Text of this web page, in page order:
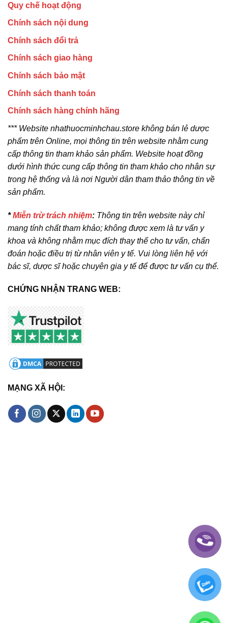
Quy chế hoạt động
Chính sách nội dung
Chính sách đổi trả
Chính sách giao hàng
Chính sách bảo mật
Chính sách thanh toán
Chính sách hàng chính hãng
*** Website nhathuocminhchau.store không bán lẻ dược
phẩm trên Online, mọi thông tin trên website nhằm cung
cấp thông tin tham khảo sản phẩm. Website hoạt đồng
dưới hình thức cung cấp thông tin tham khảo cho nhân sự
trong hệ thống và là nơi Người dân tham thảo thông tin về
sản phẩm.
*Miễn trừ trách nhiệm: Thông tin trên website này chỉ
mang tính chất tham khảo; không được xem là tư vấn y
khoa và không nhằm mục đích thay thế cho tư vấn, chẩn
đoán hoặc điều trị từ nhân viên y tế. Vui lòng liên hệ với
bác sĩ, dược sĩ hoặc chuyên gia y tế để được tư vấn cụ thể.
CHỨNG NHẬN TRANG WEB:
MẠNG XÃ HỘI: